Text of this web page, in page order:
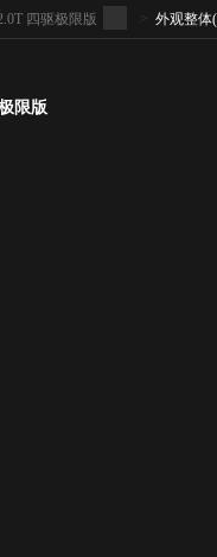
四驱极限版 > 外观整体
限版